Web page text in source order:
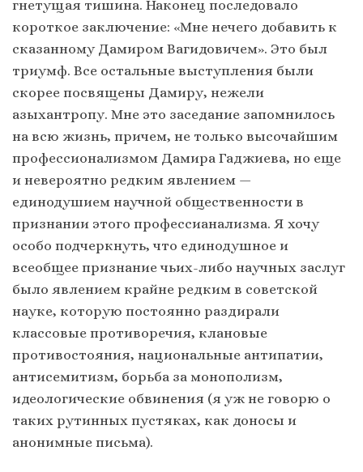
гнетущая тишина. Наконец последовало
короткое заключение: «Мне нечего добавить к
сказанному Дамиром Вагидовичем». Это был
триумф. Все остальные выступления были
скорее посвящены Дамиру, нежели
азыхантропу. Мне это заседание запомнилось
на всю жизнь, причем, не только высочайшим
профессионализмом Дамира Гаджиева, но еще
и невероятно редким явлением —
единодушием научной общественности в
признании этого профессианализма. Я хочу
особо подчеркнуть, что единодушное и
всеобщее признание чьих-либо научных заслуг
было явлением крайне редким в советской
науке, которую постоянно раздирали
классовые противоречия, клановые
противостояния, национальные антипатии,
антисемитизм, борьба за монополизм,
идеологические обвинения (я уж не говорю о
таких рутинных пустяках, как доносы и
анонимные письма).